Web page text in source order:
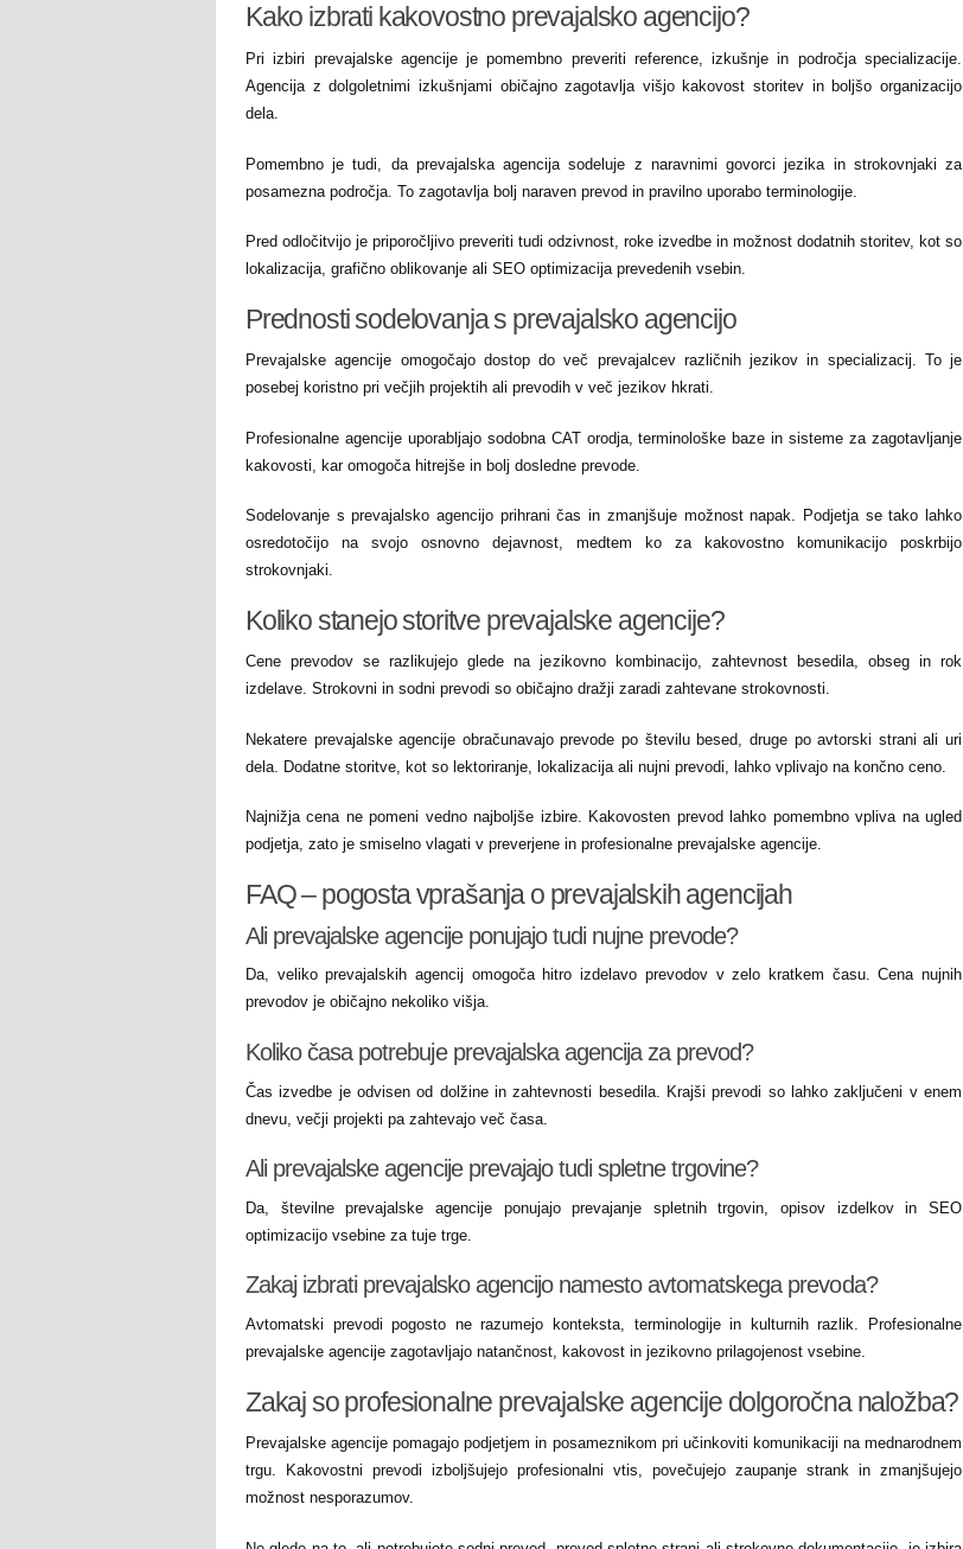
Kako izbrati kakovostno prevajalsko agencijo?
Pri izbiri prevajalske agencije je pomembno preveriti reference, izkušnje in področja specializacije.
Agencija z dolgoletnimi izkušnjami običajno zagotavlja višjo kakovost storitev in boljšo organizacijo
dela.
Pomembno je tudi, da prevajalska agencija sodeluje z naravnimi govorci jezika in strokovnjaki za
posamezna področja. To zagotavlja bolj naraven prevod in pravilno uporabo terminologije.
Pred odločitvijo je priporočljivo preveriti tudi odzivnost, roke izvedbe in možnost dodatnih storitev, kot so
lokalizacija, grafično oblikovanje ali SEO optimizacija prevedenih vsebin.
Prednosti sodelovanja s prevajalsko agencijo
Prevajalske agencije omogočajo dostop do več prevajalcev različnih jezikov in specializacij. To je
posebej koristno pri večjih projektih ali prevodih v več jezikov hkrati.
Profesionalne agencije uporabljajo sodobna CAT orodja, terminološke baze in sisteme za zagotavljanje
kakovosti, kar omogoča hitrejše in bolj dosledne prevode.
Sodelovanje s prevajalsko agencijo prihrani čas in zmanjšuje možnost napak. Podjetja se tako lahko
osredotočijo na svojo osnovno dejavnost, medtem ko za kakovostno komunikacijo poskrbijo
strokovnjaki.
Koliko stanejo storitve prevajalske agencije?
Cene prevodov se razlikujejo glede na jezikovno kombinacijo, zahtevnost besedila, obseg in rok
izdelave. Strokovni in sodni prevodi so običajno dražji zaradi zahtevane strokovnosti.
Nekatere prevajalske agencije obračunavajo prevode po številu besed, druge po avtorski strani ali uri
dela. Dodatne storitve, kot so lektoriranje, lokalizacija ali nujni prevodi, lahko vplivajo na končno ceno.
Najnižja cena ne pomeni vedno najboljše izbire. Kakovosten prevod lahko pomembno vpliva na ugled
podjetja, zato je smiselno vlagati v preverjene in profesionalne prevajalske agencije.
FAQ – pogosta vprašanja o prevajalskih agencijah
Ali prevajalske agencije ponujajo tudi nujne prevode?
Da, veliko prevajalskih agencij omogoča hitro izdelavo prevodov v zelo kratkem času. Cena nujnih
prevodov je običajno nekoliko višja.
Koliko časa potrebuje prevajalska agencija za prevod?
Čas izvedbe je odvisen od dolžine in zahtevnosti besedila. Krajši prevodi so lahko zaključeni v enem
dnevu, večji projekti pa zahtevajo več časa.
Ali prevajalske agencije prevajajo tudi spletne trgovine?
Da, številne prevajalske agencije ponujajo prevajanje spletnih trgovin, opisov izdelkov in SEO
optimizacijo vsebine za tuje trge.
Zakaj izbrati prevajalsko agencijo namesto avtomatskega prevoda?
Avtomatski prevodi pogosto ne razumejo konteksta, terminologije in kulturnih razlik. Profesionalne
prevajalske agencije zagotavljajo natančnost, kakovost in jezikovno prilagojenost vsebine.
Zakaj so profesionalne prevajalske agencije dolgoročna naložba?
Prevajalske agencije pomagajo podjetjem in posameznikom pri učinkoviti komunikaciji na mednarodnem
trgu. Kakovostni prevodi izboljšujejo profesionalni vtis, povečujejo zaupanje strank in zmanjšujejo
možnost nesporazumov.